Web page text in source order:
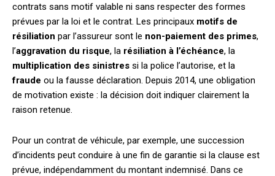
contrats sans motif valable ni sans respecter des formes
prévues par la loi et le contrat. Les principaux motifs de
résiliation par l’assureur sont le non-paiement des primes,
l’aggravation du risque, la résiliation à l’échéance, la
multiplication des sinistres si la police l’autorise, et la
fraude ou la fausse déclaration. Depuis 2014, une obligation
de motivation existe : la décision doit indiquer clairement la
raison retenue.
Pour un contrat de véhicule, par exemple, une succession
d’incidents peut conduire à une fin de garantie si la clause est
prévue, indépendamment du montant indemnisé. Dans ce